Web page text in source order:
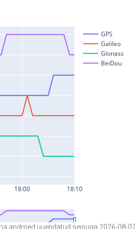
andmed uuendatud seisuga 2026-08-